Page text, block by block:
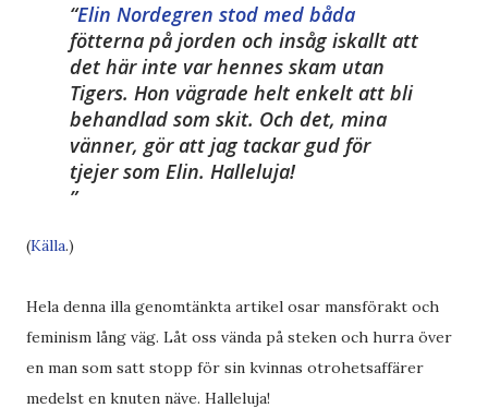
Elin Nordegren stod med båda
fötterna på jorden och insåg iskallt att
det här inte var hennes skam utan
Tigers. Hon vägrade helt enkelt att bli
behandlad som skit. Och det, mina
vänner, gör att jag tackar gud för
tjejer som Elin. Halleluja!
(Källa.)
Hela denna illa genomtänkta artikel osar mansförakt och
feminism lång väg. Låt oss vända på steken och hurra över
en man som satt stopp för sin kvinnas otrohetsaffärer
medelst en knuten näve. Halleluja!